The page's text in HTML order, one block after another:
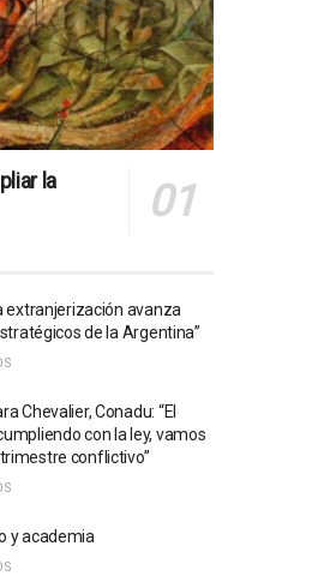
la
extranjerización avanza
de la Argentina”
Chevalier, Conadu: “El
con la ley, vamos
conflictivo”
y academia